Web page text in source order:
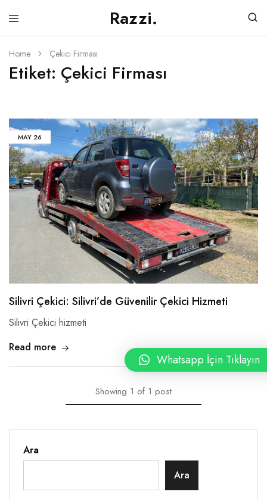
Razzi.
Silivri
Çekici
Silivri
Çekici
Adresi
Home Çekici Firması
Etiket: Çekici Firması
MAY 26
Silivri Çekici: Silivri’de Güvenilir Çekici Hizmeti
Silivri Çekici hizmeti
Read more
Showing 1 of 1 post
Ara
Ara
Whatsapp İçin Tıklayın